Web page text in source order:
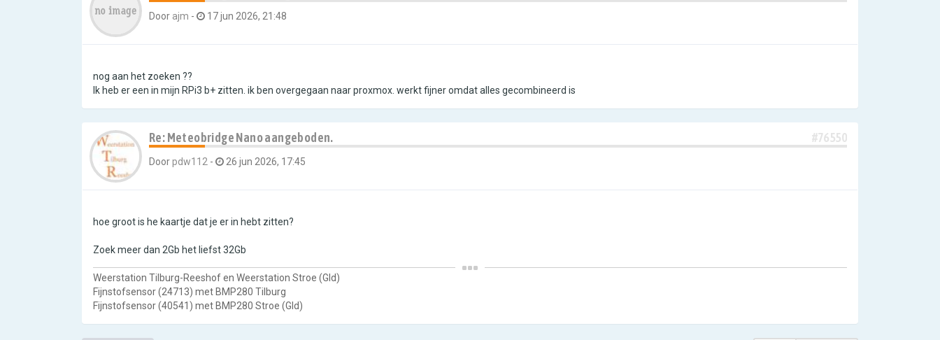
Door ajm - 17 jun 2026, 21:48
nog aan het zoeken ??
Ik heb er een in mijn RPi3 b+ zitten. ik ben overgegaan naar proxmox. werkt fijner omdat alles gecombineerd is
Re: Meteobridge Nano aangeboden. #76550
Doorpdw112 - 26 jun 2026, 17:45
hoe groot is he kaartje dat je er in hebt zitten?
Zoek meer dan 2Gb het liefst 32Gb
Weerstation Tilburg-Reeshof en Weerstation Stroe (Gld)
Fijnstofsensor (24713) met BMP280 Tilburg
Fijnstofsensor (40541) met BMP280 Stroe (Gld)